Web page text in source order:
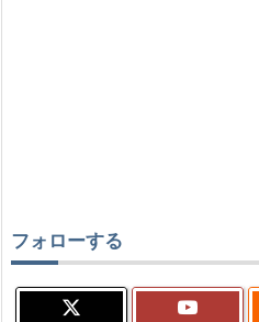
フォローする